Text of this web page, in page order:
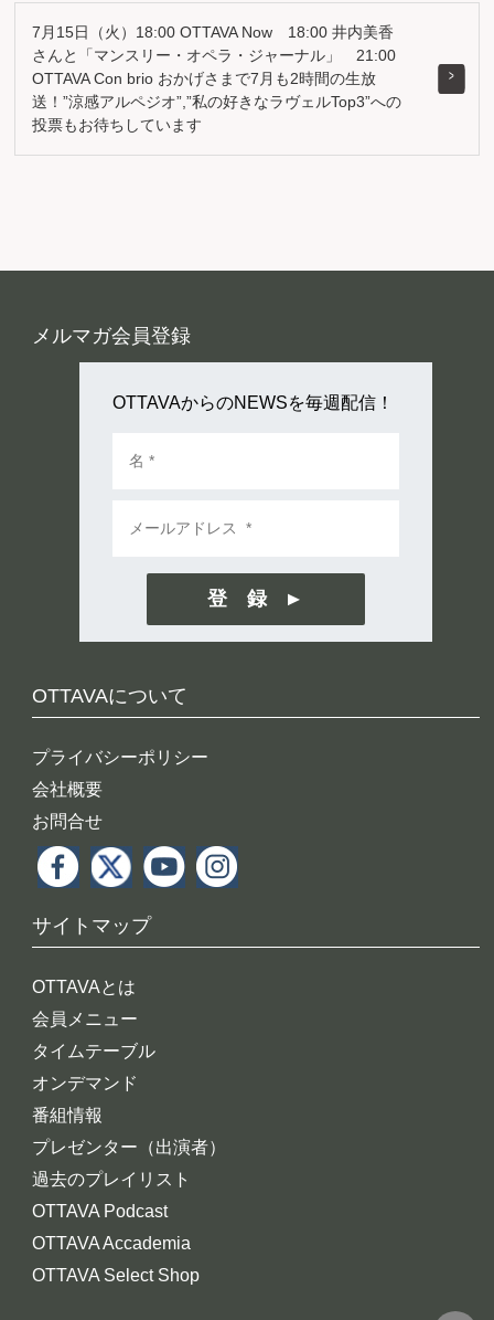
7月15日（火）18:00 OTTAVA Now 18:00 井内美香
さんと「マンスリー・オペラ・ジャーナル」 21:00
OTTAVA Con brio おかげさまで7月も2時間の生放
送！”涼感アルペジオ”,”私の好きなラヴェルTop3”への
投票もお待ちしています
OTTAVAについて
プライバシーポリシー
会社概要
お問合せ
サイトマップ
OTTAVAとは
会員メニュー
タイムテーブル
オンデマンド
番組情報
プレゼンター（出演者）
過去のプレイリスト
OTTAVA Podcast
OTTAVA Accademia
OTTAVA Select Shop
メルマガ会員登録
OTTAVAからのNEWSを毎週配信！
登 録